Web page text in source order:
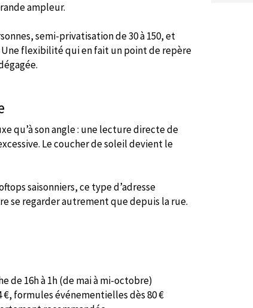
ampleur.
semi-privatisation de 30 à 150, et
Une flexibilité qui en fait un point de repère
qu’à son angle : une lecture directe de
Le coucher de soleil devient le
saisonniers, ce type d’adresse
se regarder autrement que depuis la rue.
de 16h à 1h (de mai à mi-octobre)
€, formules événementielles dès 80 €